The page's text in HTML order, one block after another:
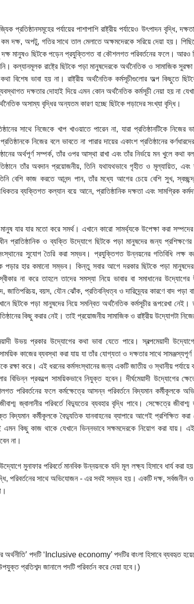
প্রতিষ্ঠানসমূহের পর্যায়ের পাশাপাশি রাষ্ট্রীয় পর্যায়েও উৎপাদন বৃদ্ধি,
কম দক্ষ, অপটু, গতির সাথে তাল মেলাতে অক্ষমদেরকে সরিয়ে দেয়া হয়।
মানুষও ছিটকে পড়েন প্রযুক্তিগত বা কৌশলগত পরিবর্তনের ফলে। আরও
কল্যানমূলক রাষ্ট্রে ছিটকে পড়া মানুষদেরকে অর্থনৈতিক ও সামাজিক
বিশেষ ভাবা হয় না। রাষ্ট্রীয় অর্থনৈতিক কর্মসূচীগুলোর অল্প কিছুতে
দক্ষতার দোহাই দিয়ে এমন কোন অর্থনৈতিক কর্মসূচী নেয়া হয় না
অসাম্য বৃদ্ধির অন্যতম কারণ হচ্ছে ছিটকে পড়াদের সংখ্যা বৃদ্ধি।
সাথে নিজেকে খাপ খাওয়াতে পারেন না, যারা প্রতিষ্ঠানটিকে
নিজের বলে ভাবতে না পারার দায়ের একাংশ প্রতিষ্ঠানের
অর্থপূর্ণ সম্পর্ক, তাঁর ওপর আস্থা রাখা এবং তাঁর নির্ভয়ে মন খুলে
তাঁর অবদান প্রয়োজনীয়, তিনি যথাযথভাবে গৃহীত ও মূল্যায়িত,
বেশি কাজ করতে আনন্দ পান, তাঁর মধ্যে আগের চেয়ে বেশি সুখ,
ব্যক্তিগত কল্যান বয়ে আনে, প্রাতিষ্ঠানিক দক্ষতা এবং সামগ্রিক
যার যার মতো করে সমর্থ। এখানে কারো সামর্থ্যকে উপেক্ষা করা
প্রাতিষ্ঠানিক ও ব্যক্তি উদ্যোগে ছিটকে পড়া মানুষদের জন্য
সুযোগ তৈরি করা সম্ভব। প্রযুক্তিগত উন্নয়নের গতিবিধি লক্ষ
পড়ার হার কমানো সম্ভব। কিন্তু সবার আগে দরকার ছিটকে পড়া
না করে তাহলে তাদের সমস্যা নিয়ে ভাবার বা সমাধানের
জাতিপরিচয়, বয়স, যৌন ঝোঁক, প্রতিবন্ধিত্ব ও দারিদ্র্যের কারণে বাদ পড়া
ছিটকে পড়া মানুষদের নিয়ে সমন্বিত অর্থনৈতিক কর্মসূচীর রূপরেখা নেই।
কিছু করার নেই। তাই প্রয়োজনীয় সামাজিক ও রাষ্ট্রীয় উদ্যোগটা
উভয় প্রকার উদ্যোগের কথা ভাবা যেতে পারে। স্বল্পমেয়াদী
কাজের ব্যবস্থা করা যায় যা তাঁর যোগ্যতা ও দক্ষতার সাথে
রক্ষা করে। এই ধরনের কর্মসংস্থানের জন্য একটি জাতীয় ও স্থানীয় পর্যায়ে
বিভিন্ন প্রকল্পে সাময়িকভাবে নিযুক্ত হবেন। দীর্ঘমেয়াদী উদ্যোগের
পরিবর্তনের ফলে কর্মক্ষেত্রে আসন্ন পরিবর্তনে বিদ্যমান কর্মীকূলকে
জ্বালানীর পরিবর্তে বিদ্যুতের ব্যবহার বৃদ্ধি পাবে। সেক্ষেত্রে জীবাশ্ম
বিদ্যমান কর্মীকূলকে বৈদ্যুতিক যানবাহনের ব্যাপারে আগেই প্রশিক্ষিত
এমন কিছু কাজ থাকে যেখানে ভিন্নভাবে সক্ষমদেরকে নিয়োগ করা যায়।
না।
উদ্যোগে মুনাফার পরিবর্তে মানবিক উন্নয়নকে যদি মূল লক্ষ্য হিসাবে ধার্য করা
পরিবর্তনের সাথে অভিযোজন - এর সবই সম্ভব হয়। একটি দক্ষ, সর্বজনীন ও
অর্থনীতি’ পদটি ‘Inclusive economy’ পদটির বাংলা হিসাবে ব্যবহৃত
প্রতিশব্দ জানালে পদটি পরিবর্তন করে দেয়া হবে।)